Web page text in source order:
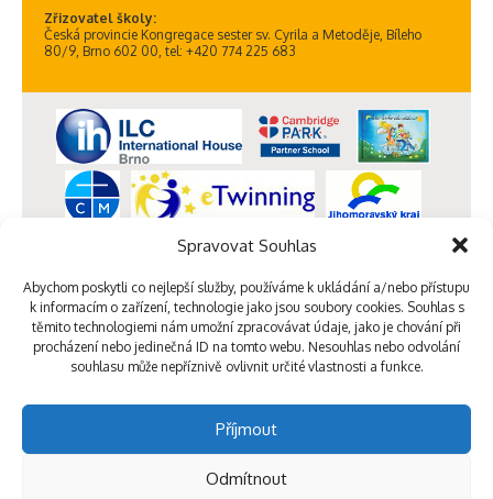
Spravovat Souhlas
Abychom poskytli co nejlepší služby, používáme k ukládání a/nebo přístupu
k informacím o zařízení, technologie jako jsou soubory cookies. Souhlas s
těmito technologiemi nám umožní zpracovávat údaje, jako je chování při
procházení nebo jedinečná ID na tomto webu. Nesouhlas nebo odvolání
souhlasu může nepříznivě ovlivnit určité vlastnosti a funkce.
Příjmout
Odmítnout
Zřizovatel školy:
Česká provincie Kongregace sester sv. Cyrila a Metoděje, Bíleho
80/9, Brno 602 00, tel: +420 774 225 683